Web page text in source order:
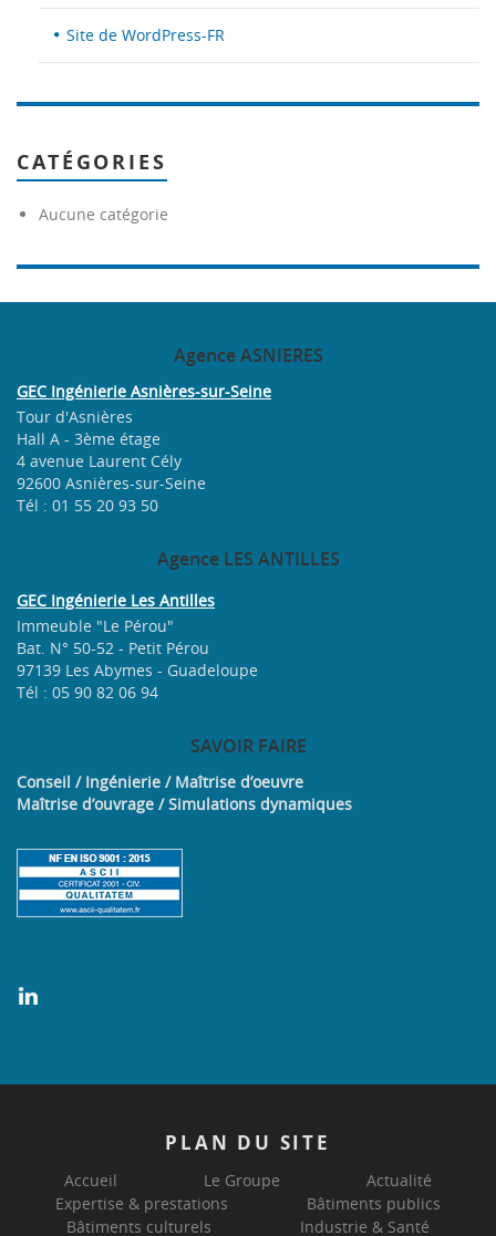
Site de WordPress-FR
CATÉGORIES
Aucune catégorie
AgenceASNIERES
GEC Ingénierie Asnières-sur-Seine
Tour d'Asnières
Hall A - 3ème étage
4 avenue Laurent Cély
92600 Asnières-sur-Seine
Tél : 01 55 20 93 50
AgenceLES ANTILLES
GEC Ingénierie Les Antilles
Immeuble "Le Pérou"
Bat. N° 50-52 - Petit Pérou
97139 Les Abymes - Guadeloupe
Tél : 05 90 82 06 94
SAVOIRFAIRE
Conseil / Ingénierie / Maîtrise d’oeuvre
Maîtrise d’ouvrage / Simulations dynamiques
PLAN DU SITE
Accueil Le Groupe
Actualité
Expertise & prestations
Bâtiments publics
Bâtiments culturels
Industrie & Santé